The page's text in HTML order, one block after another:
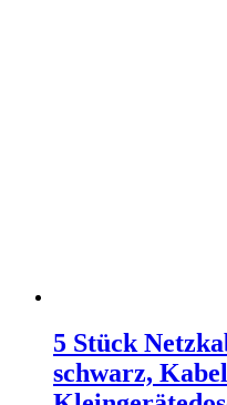
5 Stück
schwarz,